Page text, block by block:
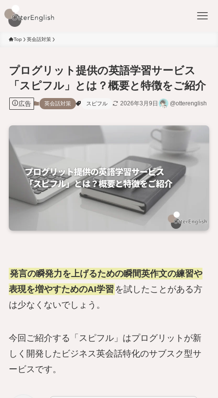
Top 英会話対策
プログリット提供の英語学習サービス
「スピフル」とは？概要と特徴をご紹介
広告 英会話対策 スピフル 2026年3月9日 @otterenglish
発言の瞬発力を上げるための瞬間英作文の練習や
表現を増やすためのAI学習 を試したことがある方
は少なくないでしょう。
今回ご紹介する「スピフル」はプログリットが新
しく開発したビジネス英会話特化のサブスク型サ
ービスです。